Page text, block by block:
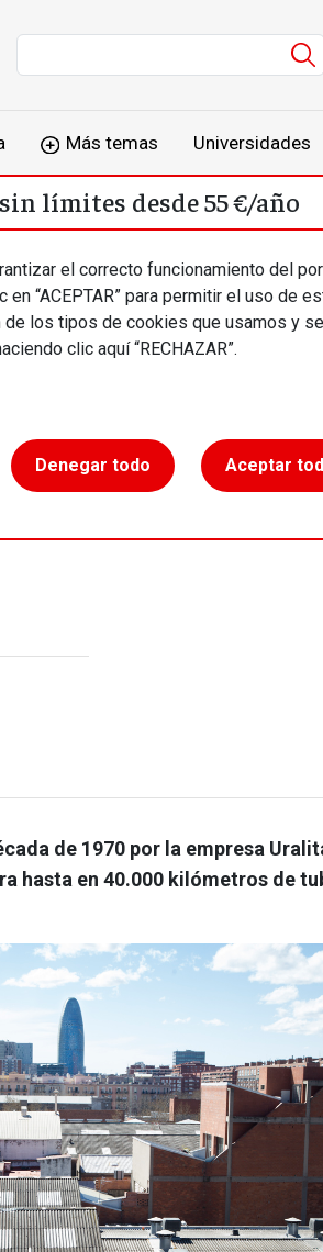
Más temas Universidades
el correcto funcionamiento del
“ACEPTAR” para permitir el uso de
de los tipos de cookies que usamos y
clic aquí “RECHAZAR”.
Denegar todo Aceptar
límites desde 55 €/año
de 1970 por la empresa
hasta en 40.000 kilómetros de